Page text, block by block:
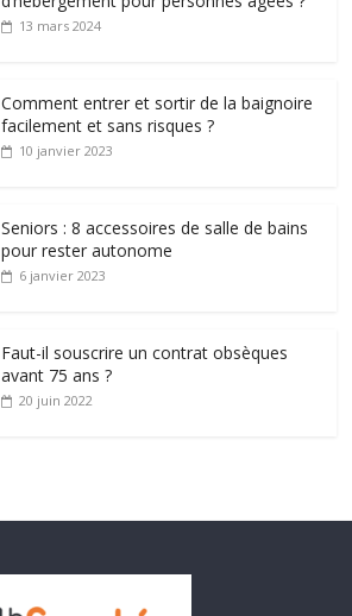
13 mars 2024
Comment entrer et sortir de la baignoire
facilement et sans risques ?
10 janvier 2023
Seniors : 8 accessoires de salle de bains
pour rester autonome
6 janvier 2023
Faut-il souscrire un contrat obsèques
avant 75 ans ?
20 juin 2022